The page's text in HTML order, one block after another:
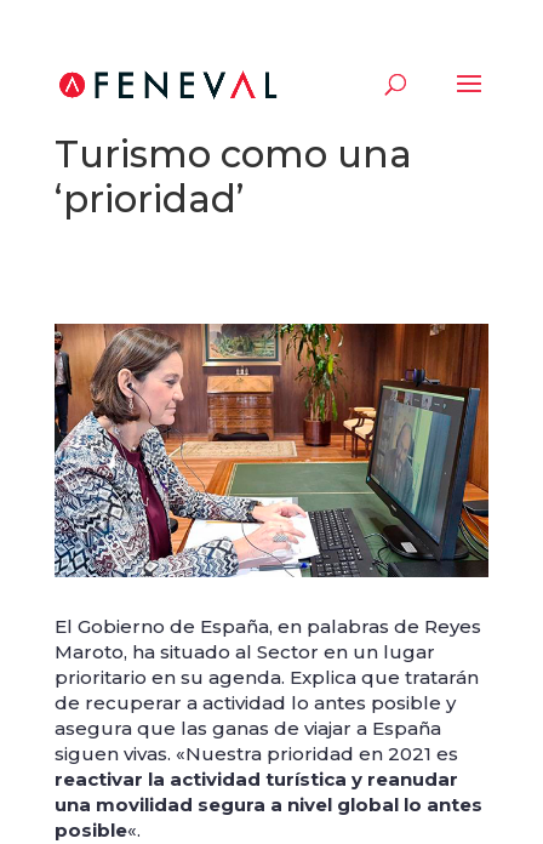
Maroto fija reactivar el
Turismo como una
‘prioridad’
El Gobierno de España, en palabras de Reyes
Maroto, ha situado al Sector en un lugar
prioritario en su agenda. Explica que tratarán
de recuperar a actividad lo antes posible y
asegura que las ganas de viajar a España
siguen vivas. «Nuestra prioridad en 2021 es
reactivar la actividad turística y reanudar
una movilidad segura a nivel global lo antes
posible«.